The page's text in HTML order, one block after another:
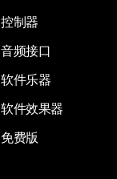
控制器
音频接口
软件乐器
软件效果器
免费版